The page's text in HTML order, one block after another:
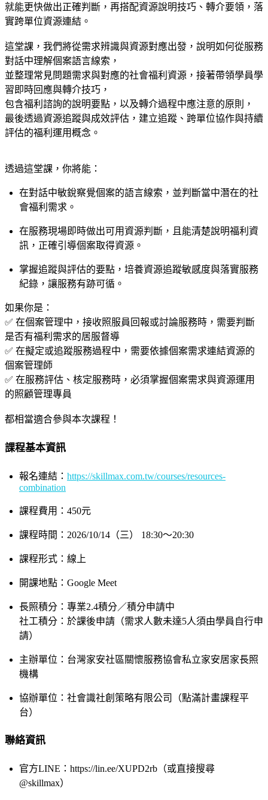
就能更快做出正確判斷，再搭配資源說明技巧、轉介要領，落
實跨單位資源連結。
這堂課，我們將從需求辨識與資源對應出發，說明如何從服務
對話中理解個案語言線索，
並整理常見問題需求與對應的社會福利資源，接著帶領學員學
習即時回應與轉介技巧，
包含福利諮詢的說明要點，以及轉介過程中應注意的原則，
最後透過資源追蹤與成效評估，建立追蹤、跨單位協作與持續
評估的福利運用概念。
透過這堂課，你將能：
在對話中敏銳察覺個案的語言線索，並判斷當中潛在的社
會福利需求。
在服務現場即時做出可用資源判斷，且能清楚說明福利資
訊，正確引導個案取得資源。
掌握追蹤與評估的要點，培養資源追蹤敏感度與落實服務
紀錄，讓服務有跡可循。
如果你是：
✅ 在個案管理中，接收照服員回報或討論服務時，需要判斷
是否有福利需求的居服督導
✅ 在擬定或追蹤服務過程中，需要依據個案需求連結資源的
個案管理師
✅ 在服務評估、核定服務時，必須掌握個案需求與資源運用
的照顧管理專員
都相當適合參與本次課程！
課程基本資訊
報名連結： https://skillmax.com.tw/courses/resources-
combination
課程費用：450元
課程時間：2026/10/14（三） 18:30～20:30
課程形式：線上
開課地點：Google Meet
長照積分：專業2.4積分／積分申請中
社工積分：於課後申請（需求人數未達5人須由學員自行申
請）
主辦單位：台灣家安社區關懷服務協會私立家安居家長照
機構
協辦單位：社會識社創策略有限公司（點滿計畫課程平
台）
聯絡資訊
官方LINE：https://lin.ee/XUPD2rb（或直接搜尋
@skillmax）